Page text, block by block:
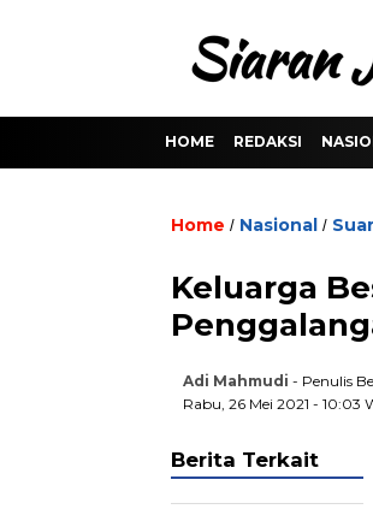
HOME REDAKSI
Home / Nasional /
Keluarga
Adi Mahmudi - Penulis
Rabu, 26 Mei 2021 - 10:03
Berita Terkait